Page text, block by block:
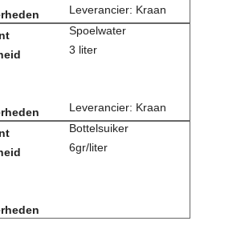
Leverancier: Kraan
Spoelwater
3 liter
Leverancier: Kraan
Bottelsuiker
6gr/liter